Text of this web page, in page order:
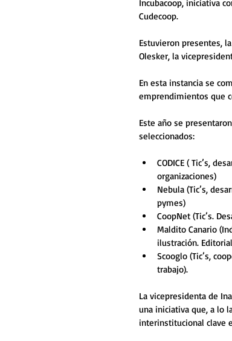
Incubacoop, iniciativa
Cudecoop.
Estuvieron presentes,
Olesker, la
En esta instancia se
emprendimientos que
Este año se
seleccionados:
CODICE ( Tic’s,
organizaciones)
Nebula (Tic’s,
pymes)
CoopNet (Tic’s.
Maldito Canario
ilustración.
Scooglo (Tic’s,
trabajo).
La vicepresidenta de
una iniciativa que, a lo
interinstitucional clave